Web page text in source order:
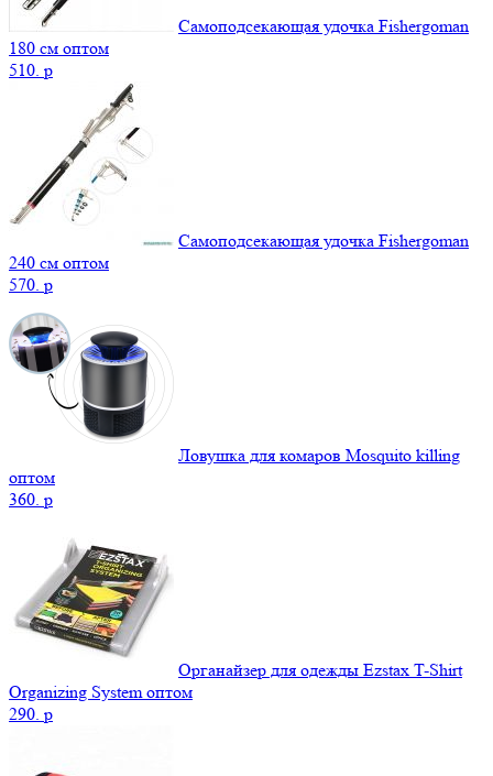
Самоподсекающая удочка Fishergoman
180 см оптом
510. p
Самоподсекающая удочка Fishergoman
240 см оптом
570. p
Ловушка для комаров Mosquito killing
оптом
360. p
Органайзер для одежды Ezstax T-Shirt
Organizing System оптом
290. p